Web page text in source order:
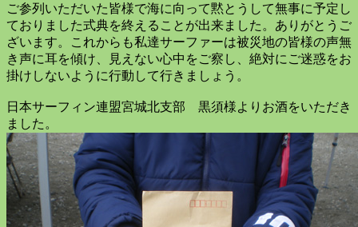
ご参列いただいた皆様で海に向って黙とうして無事に予定し
ておりました式典を終えることが出来ました。ありがとうご
ざいます。これからも私達サーファーは被災地の皆様の声無
き声に耳を傾け、見えない心中をご察し、絶対にご迷惑をお
掛けしないように行動して行きましょう。
日本サーフィン連盟宮城北支部 黒須様よりお酒をいただき
ました。